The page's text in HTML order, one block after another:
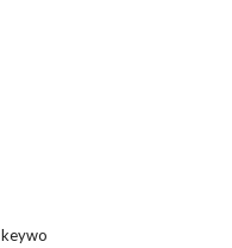
keywo